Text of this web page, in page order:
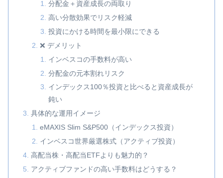
分配金＋資産成長の両取り
高い分散効果でリスク軽減
投資にかける時間を最小限にできる
❌ デメリット
インベスコの手数料が高い
分配金の元本割れリスク
インデックス100％投資と比べると資産成長が
鈍い
具体的な運用イメージ
eMAXIS Slim S&P500（インデックス投資）
インベスコ世界厳選株式（アクティブ投資）
高配当株・高配当ETFよりも魅力的？
アクティブファンドの高い手数料はどうする？